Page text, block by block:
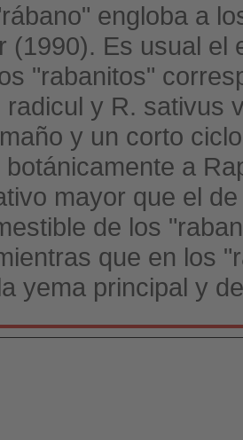
engloba a
(1990). Es usual el
"rabanitos"
radicul y R. sativus
y un corto
a
mayor que el
de los
que en los
yema principal y